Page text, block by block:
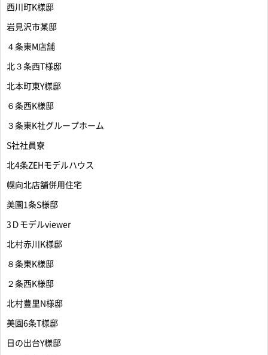
西川町K様邸
岩見沢市某邸
４条東M店舗
北３条西T様邸
北本町東Y様邸
６条西K様邸
３条東K社グループホーム
S社社員寮
北4条ZEHモデルハウス
幌向北店舗併用住宅
美園1条S様邸
3Ｄモデルviewer
北村赤川K様邸
８条東K様邸
２条西K様邸
北村豊里N様邸
美園6条T様邸
日の出台Y様邸